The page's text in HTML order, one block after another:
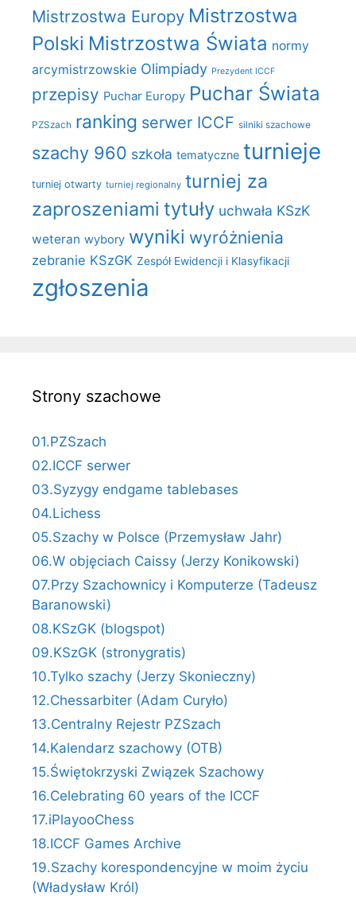
Mistrzostwa Europy Mistrzostwa
Polski Mistrzostwa Świata normy
arcymistrzowskie Olimpiady Prezydent ICCF
przepisy Puchar Europy Puchar Świata
PZSzach ranking serwer ICCF silniki szachowe
szachy 960 szkoła tematyczne turnieje
turniej otwarty turniej regionalny turniej za
zaproszeniami tytuły uchwała KSzK
weteran wybory wyniki wyróżnienia
zebranie KSzGK Zespół Ewidencji i Klasyfikacji
zgłoszenia
Strony szachowe
01.PZSzach
02.ICCF serwer
03.Syzygy endgame tablebases
04.Lichess
05.Szachy w Polsce (Przemysław Jahr)
06.W objęciach Caissy (Jerzy Konikowski)
07.Przy Szachownicy i Komputerze (Tadeusz
Baranowski)
08.KSzGK (blogspot)
09.KSzGK (stronygratis)
10.Tylko szachy (Jerzy Skonieczny)
12.Chessarbiter (Adam Curyło)
13.Centralny Rejestr PZSzach
14.Kalendarz szachowy (OTB)
15.Świętokrzyski Związek Szachowy
16.Celebrating 60 years of the ICCF
17.iPlayooChess
18.ICCF Games Archive
19.Szachy korespondencyjne w moim życiu
(Władysław Król)